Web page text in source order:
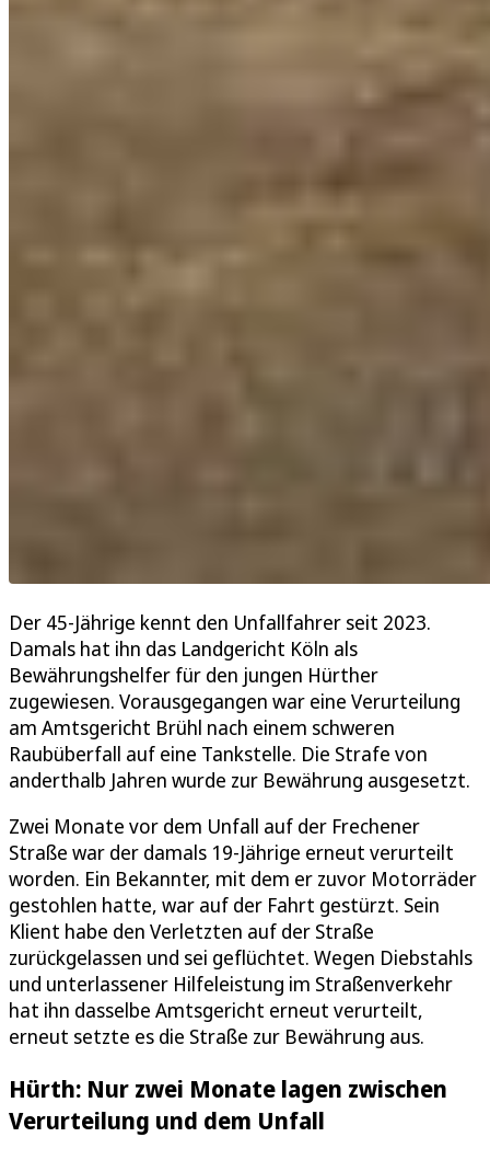
Der 45-Jährige kennt den Unfallfahrer seit 2023.
Damals hat ihn das Landgericht Köln als
Bewährungshelfer für den jungen Hürther
zugewiesen. Vorausgegangen war eine Verurteilung
am Amtsgericht Brühl nach einem schweren
Raubüberfall auf eine Tankstelle. Die Strafe von
anderthalb Jahren wurde zur Bewährung ausgesetzt.
Zwei Monate vor dem Unfall auf der Frechener
Straße war der damals 19-Jährige erneut verurteilt
worden. Ein Bekannter, mit dem er zuvor Motorräder
gestohlen hatte, war auf der Fahrt gestürzt. Sein
Klient habe den Verletzten auf der Straße
zurückgelassen und sei geflüchtet. Wegen Diebstahls
und unterlassener Hilfeleistung im Straßenverkehr
hat ihn dasselbe Amtsgericht erneut verurteilt,
erneut setzte es die Straße zur Bewährung aus.
Hürth: Nur zwei Monate lagen zwischen
Verurteilung und dem Unfall